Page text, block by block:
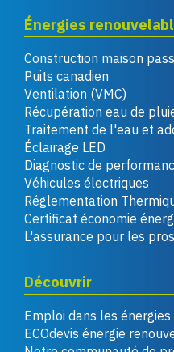
Énergies
Construction maison
Puits canadien
Ventilation (VMC)
Récupération eau de
Traitement de l'eau et
Éclairage LED
Diagnostic de
Véhicules électriques
Réglementation
Certificat économie
L'assurance pour les
Découvrir
Emploi dans les
ECOdevis énergie